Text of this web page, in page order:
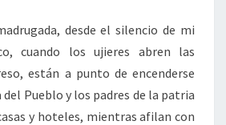
desde el silencio de mi
cuando los ujieres abren las
están a punto de encenderse
del Pueblo y los padres de la patria
y hoteles, mientras afilan con